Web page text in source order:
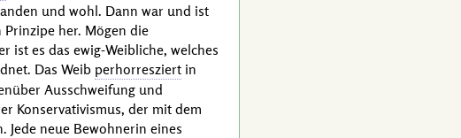
und wohl. Dann war und ist
her. Mögen die
es das ewig-Weibliche, welches
Das Weib perhorresziert in
Ausschweifung und
Konservativismus, der mit dem
neue Bewohnerin eines